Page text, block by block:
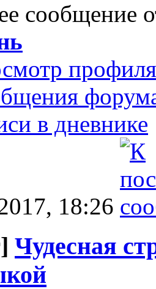
сообщение
профиля
в дневнике
18:26
Чудесная